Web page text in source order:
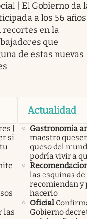
| El Gobierno da
a los 56 años
recortes en la
que
de estas nuevas
|
si
las
Actualidad
Gastronomía
maestro
queso del
podría vivir a
las esquinas de
recomiendan y
hacerlo
Oficial
Gobierno